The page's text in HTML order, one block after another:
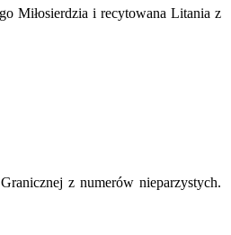
Miłosierdzia i recytowana Litania z
z numerów nieparzystych.